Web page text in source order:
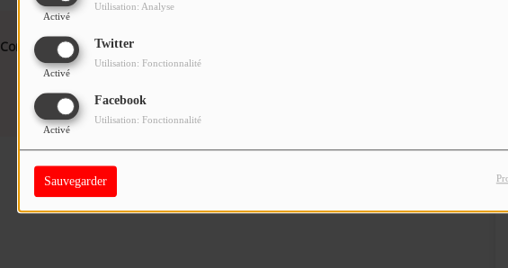
Activé
Utilisation: Analyse
Twitter
Activé
Utilisation: Fonctionnalité
Facebook
Activé
Utilisation: Fonctionnalité
Sauvegarder
Connectez-vous pour commenter cet article